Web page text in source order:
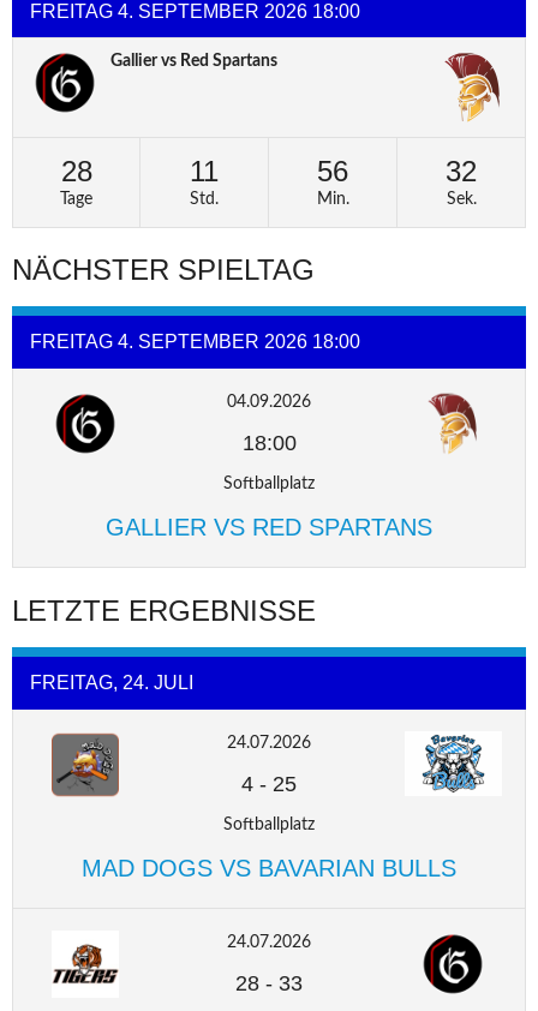
FREITAG 4. SEPTEMBER 2026 18:00
Gallier vs Red Spartans
28
Tage
11
Std.
56
Min.
32
Sek.
NÄCHSTER SPIELTAG
FREITAG 4. SEPTEMBER 2026 18:00
04.09.2026
18:00
Softballplatz
GALLIER VS RED SPARTANS
LETZTE ERGEBNISSE
FREITAG, 24. JULI
24.07.2026
4 - 25
Softballplatz
MAD DOGS VS BAVARIAN BULLS
24.07.2026
28 - 33